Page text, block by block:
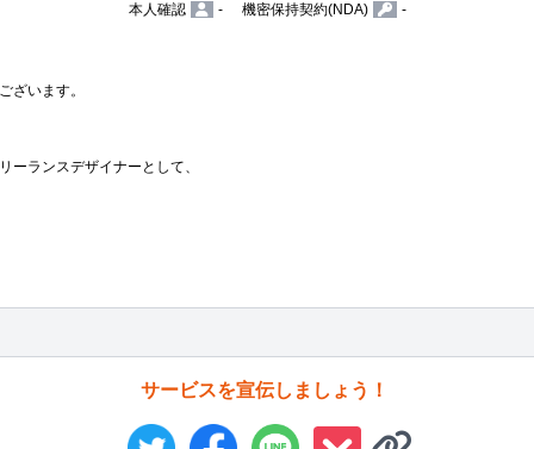
本人確認
- 機密保持契約(NDA) -
ざいます。
ーランスデザイナーとして、
サービスを宣伝しましょう！